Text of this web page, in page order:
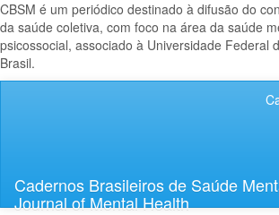
CBSM é um periódico destinado à difusão do
da saúde coletiva, com foco na área da saúde
psicossocial, associado à Universidade Federal
Brasil.
Lateral
Cadernos Brasileiros de Saúde
Journal of Mental Health